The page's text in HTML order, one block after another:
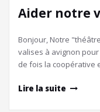
Aider notre
Bonjour, Notre
valises à avignon
de fois la coopérative
Lire la suite